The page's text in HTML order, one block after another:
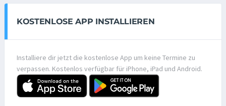
KOSTENLOSE APP INSTALLIEREN
Installiere dir jetzt die kostenlose App um keine Termine zu
verpassen. Kostenlos verfügbar für iPhone, iPad und Android.